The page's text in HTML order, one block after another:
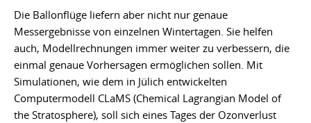
Die Ballonflüge liefern aber nicht nur genaue
Messergebnisse von einzelnen Wintertagen. Sie helfen
auch, Modellrechnungen immer weiter zu verbessern, die
einmal genaue Vorhersagen ermöglichen sollen. Mit
Simulationen, wie dem in Jülich entwickelten
Computermodell CLaMS (Chemical Lagrangian Model of
the Stratosphere), soll sich eines Tages der Ozonverlust